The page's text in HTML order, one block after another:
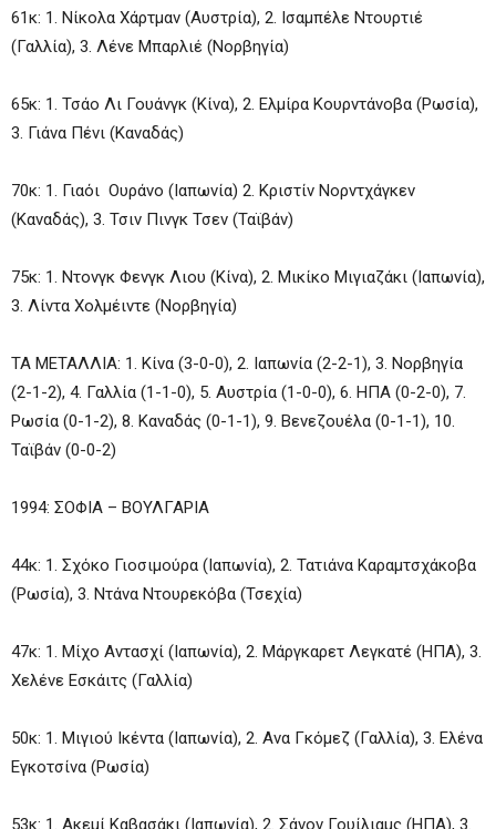
61κ: 1. Νίκολα Χάρτμαν (Αυστρία), 2. Ισαμπέλε Ντουρτιέ
(Γαλλία), 3. Λένε Μπαρλιέ (Νορβηγία)
65κ: 1. Τσάο Λι Γουάνγκ (Κίνα), 2. Ελμίρα Κουρντάνοβα (Ρωσία),
3. Γιάνα Πένι (Καναδάς)
70κ: 1. Γιαόι Ουράνο (Ιαπωνία) 2. Κριστίν Νορντχάγκεν
(Καναδάς), 3. Τσιν Πινγκ Τσεν (Ταϊβάν)
75κ: 1. Ντονγκ Φενγκ Λιου (Κίνα), 2. Μικίκο Μιγιαζάκι (Ιαπωνία),
3. Λίντα Χολμέιντε (Νορβηγία)
ΤΑ ΜΕΤΑΛΛΙΑ: 1. Κίνα (3-0-0), 2. Ιαπωνία (2-2-1), 3. Νορβηγία
(2-1-2), 4. Γαλλία (1-1-0), 5. Αυστρία (1-0-0), 6. ΗΠΑ (0-2-0), 7.
Ρωσία (0-1-2), 8. Καναδάς (0-1-1), 9. Βενεζουέλα (0-1-1), 10.
Ταϊβάν (0-0-2)
1994: ΣΟΦΙΑ – ΒΟΥΛΓΑΡΙΑ
44κ: 1. Σχόκο Γιοσιμούρα (Ιαπωνία), 2. Τατιάνα Καραμτσχάκοβα
(Ρωσία), 3. Ντάνα Ντουρεκόβα (Τσεχία)
47κ: 1. Μίχο Αντασχί (Ιαπωνία), 2. Μάργκαρετ Λεγκατέ (ΗΠΑ), 3.
Χελένε Εσκάιτς (Γαλλία)
50κ: 1. Μιγιού Ικέντα (Ιαπωνία), 2. Ανα Γκόμεζ (Γαλλία), 3. Ελένα
Εγκοτσίνα (Ρωσία)
53κ: 1. Ακεμί Καβασάκι (Ιαπωνία), 2. Σάνον Γουίλιαμς (ΗΠΑ), 3.